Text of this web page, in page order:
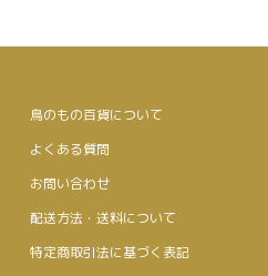
鳥のもの百貨について
よくある質問
お問い合わせ
配送方法・送料について
特定商取引法に基づく表記